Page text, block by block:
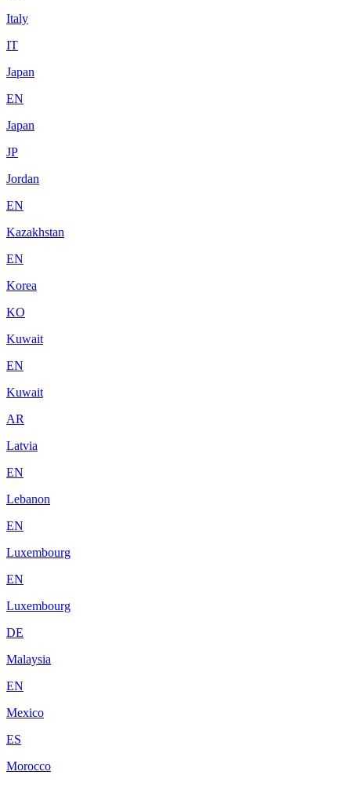
Italy
IT
Japan
EN
Japan
JP
Jordan
EN
Kazakhstan
EN
Korea
KO
Kuwait
EN
Kuwait
AR
Latvia
EN
Lebanon
EN
Luxembourg
EN
Luxembourg
DE
Malaysia
EN
Mexico
ES
Morocco